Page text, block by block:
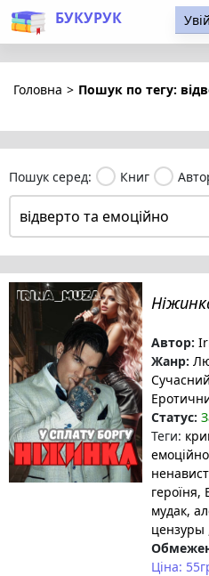
БУКУРУК
Головна > Пошук по тегу:
Пошук серед: Книг
Автор:
Жанр:
Статус:
Теги:
емоційно
героїня,
мудак,
цензуры
Ціна: